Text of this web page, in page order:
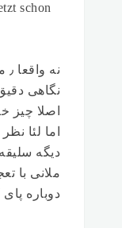
schon
نگاهی
اصلا چیز
اما لئا
دیگه
ملانی با
دوباره